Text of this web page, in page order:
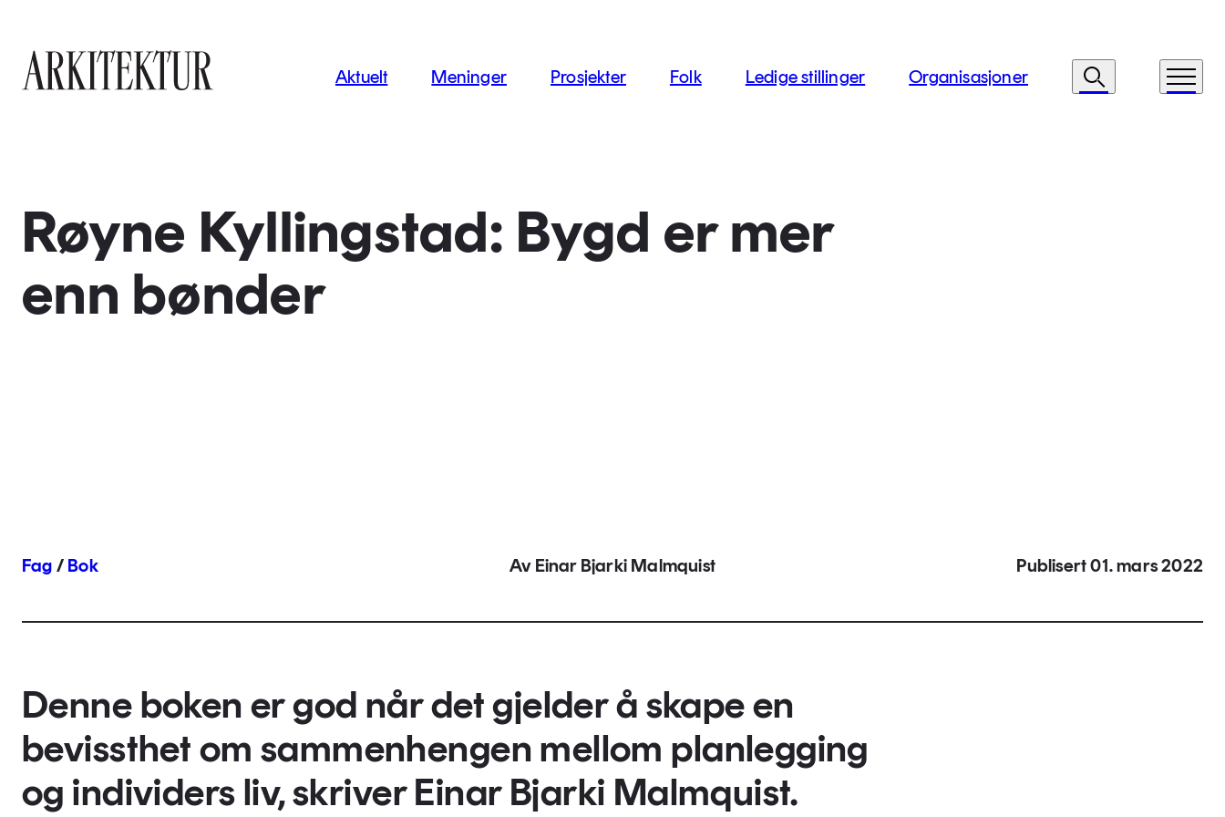
Aktuelt Meninger Prosjekter Folk Ledige stillinger Organisasjoner Søk Meny
Røyne Kyllingstad: Bygd er mer
enn bønder
Fag / Bok Av Einar Bjarki Malmquist Publisert 01. mars 2022
Denne boken er god når det gjelder å skape en
bevissthet om sammenhengen mellom planlegging
og individers liv, skriver Einar Bjarki Malmquist.